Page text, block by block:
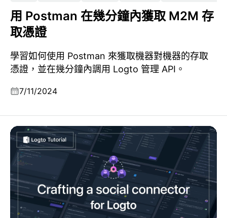
用 Postman 在幾分鐘內獲取 M2M 存
取憑證
學習如何使用 Postman 來獲取機器對機器的存取
憑證，並在幾分鐘內調用 Logto 管理 API。
7/11/2024
為 Logto 製作一個社交連接器